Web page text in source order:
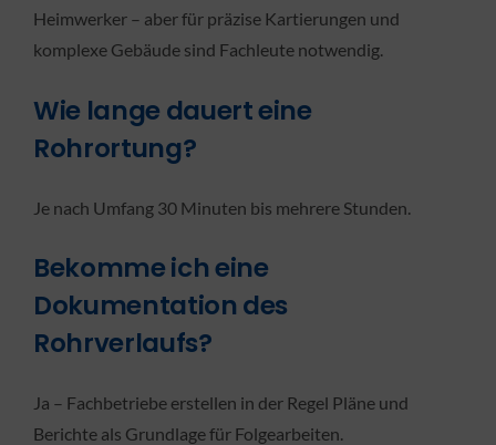
Heimwerker – aber für präzise Kartierungen und
komplexe Gebäude sind Fachleute notwendig.
Wie lange dauert eine
Rohrortung?
Je nach Umfang 30 Minuten bis mehrere Stunden.
Bekomme ich eine
Dokumentation des
Rohrverlaufs?
Ja – Fachbetriebe erstellen in der Regel Pläne und
Berichte als Grundlage für Folgearbeiten.